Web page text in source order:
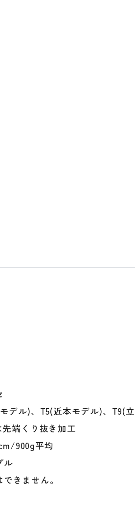
デル)、T5(近本モデル)、T9(
端くり抜き加工
900g平均
ル
きません。